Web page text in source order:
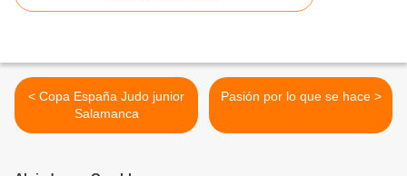
< Copa España Judo junior
Salamanca
Pasión por lo que se hace >